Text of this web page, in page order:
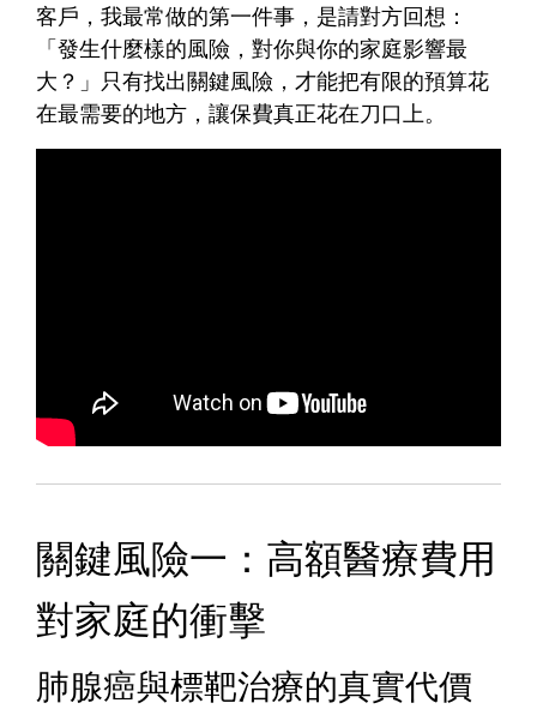
客戶，我最常做的第一件事，是請對方回想：
「發生什麼樣的風險，對你與你的家庭影響最
大？」只有找出關鍵風險，才能把有限的預算花
在最需要的地方，讓保費真正花在刀口上。
關鍵風險一：高額醫療費用
對家庭的衝擊
肺腺癌與標靶治療的真實代價